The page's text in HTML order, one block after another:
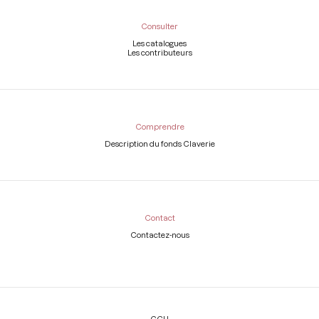
Consulter
Les catalogues
Les contributeurs
Comprendre
Description du fonds Claverie
Contact
Contactez-nous
Légal